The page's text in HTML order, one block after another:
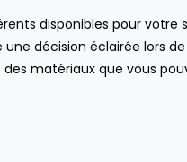
disponibles pour votre
une décision éclairée lors de
matériaux que vous